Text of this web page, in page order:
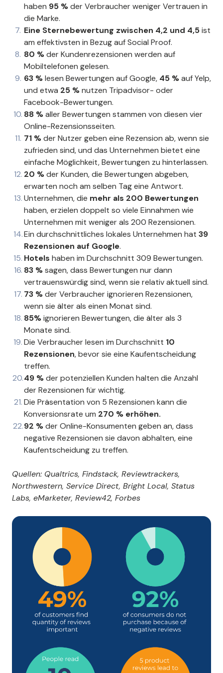
haben 95 %der Verbraucher weniger Vertrauen in
die Marke.
Eine Sternebewertung zwischen 4,2 und 4,5ist
am effektivsten in Bezug auf Social Proof.
80 %der Kundenrezensionen werden auf
Mobiltelefonen gelesen.
63 %lesen Bewertungen auf Google, 45 %auf Yelp,
und etwa 25 %nutzen Tripadvisor- oder
Facebook-Bewertungen.
88 %aller Bewertungen stammen von diesen vier
Online-Rezensionsseiten.
71 %der Nutzer geben eine Rezension ab, wenn sie
zufrieden sind, und das Unternehmen bietet eine
einfache Möglichkeit, Bewertungen zu hinterlassen.
20 %der Kunden, die Bewertungen abgeben,
erwarten noch am selben Tag eine Antwort.
Unternehmen, die mehr als 200 Bewertungen
haben, erzielen doppelt so viele Einnahmen wie
Unternehmen mit weniger als 200 Rezensionen.
Ein durchschnittliches lokales Unternehmen hat 39
Rezensionen auf Google.
Hotels haben im Durchschnitt 309 Bewertungen.
83 %sagen, dass Bewertungen nur dann
vertrauenswürdig sind, wenn sie relativ aktuell sind.
73 %der Verbraucher ignorieren Rezensionen,
wenn sie älter als einen Monat sind.
85%ignorieren Bewertungen, die älter als 3
Monate sind.
Die Verbraucher lesen im Durchschnitt 10
Rezensionen, bevor sie eine Kaufentscheidung
treffen.
49 %der potenziellen Kunden halten die Anzahl
der Rezensionen für wichtig.
Die Präsentation von 5 Rezensionen kann die
Konversionsrate um 270 % erhöhen.
92 %der Online-Konsumenten geben an, dass
negative Rezensionen sie davon abhalten, eine
Kaufentscheidung zu treffen.
Quellen: Qualtrics, Findstack, Reviewtrackers,
Northwestern, Service Direct, Bright Local, Status
Labs, eMarketer, Review42, Forbes